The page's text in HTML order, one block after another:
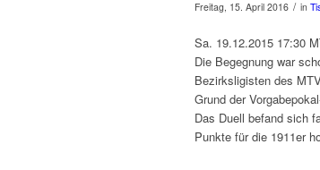
Freitag, 15. April 2016 / in
Sa. 19.12.2015 17:30
Die Begegnung war
Bezirksligisten des
Grund der
Das Duell befand sich
Punkte für die 1911er